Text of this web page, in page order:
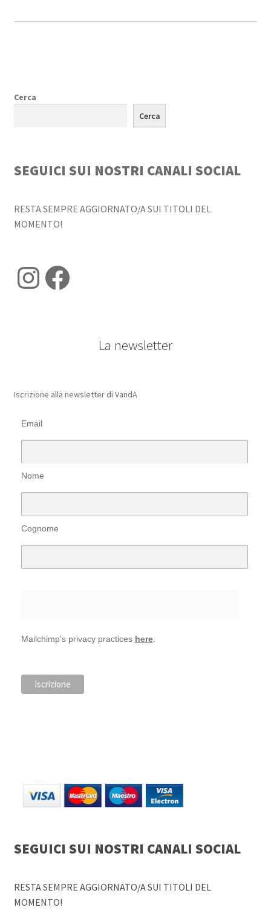
Cerca
Cerca
SEGUICI SUI NOSTRI CANALI SOCIAL
RESTA SEMPRE AGGIORNATO/A SUI TITOLI DEL
MOMENTO!
Instagram
Facebook
La newsletter
Iscrizione alla newsletter di VandA
Email
Nome
Cognome
Mailchimp's privacy practices here.
SEGUICI SUI NOSTRI CANALI SOCIAL
RESTA SEMPRE AGGIORNATO/A SUI TITOLI DEL
MOMENTO!